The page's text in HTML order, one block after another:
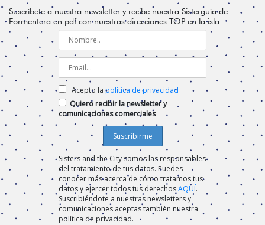
Suscríbete a nuestra newsletter y recibe nuestra Sisterguía de
Formentera en pdf con nuestras direcciones TOP en la isla
Acepto la política de privacidad
Quiero recibir la newsletter y
comunicaciones comerciales
Sisters and the City somos las responsables
del tratamiento de tus datos. Puedes
conocer más acerca de cómo tratamos tus
datos y ejercer todos tus derechosAQUÍ.
Suscribiéndote a nuestras newsletters y
comunicaciones aceptas también nuestra
política de privacidad.